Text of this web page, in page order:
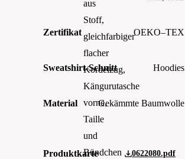
aus
Stoff,
gleichfarbiger
flacher
Kordelzug,
Kängurutasche
vorne,
Taille
und
Bündchen
Zertifikat OEKO–TEX
Sweatshirt-Schnitt Hoodies
Material Gekämmte Baumwolle
Produktkarte 0622080.pdf